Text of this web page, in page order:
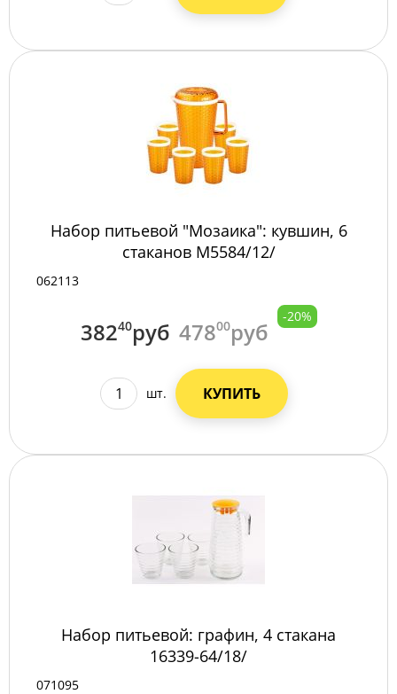
Набор питьевой "Мозаика": кувшин, 6
стаканов М5584/12/
062113
38240руб 47800руб
-20%
шт. КУПИТЬ
Набор питьевой: графин, 4 стакана
16339-64/18/
071095